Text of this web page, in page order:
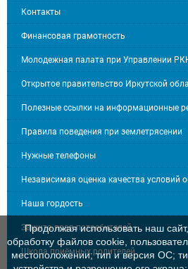
Контакты
Финансовая грамотность
Молодежная палата при Управлении
Открытое правительство Иркутской
Полезные ссылки на информационные
Правила поведения при землетрясении
Нужные телефоны
Независимая оценка качества условий
Наша гордость
Защита прав потребителей
Школа приёмных родителей
Продолжая использовать наш
обработку файлов cookie,
местоположении; тип и версия ОС;